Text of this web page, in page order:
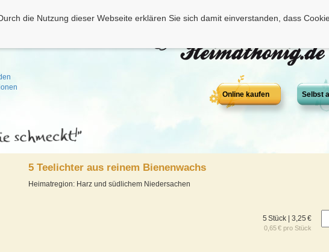
die Nutzung dieser Webseite erklären Sie sich damit einverstanden, dass
Online kaufen Selbst
5 Teelichter aus reinem Bienenwachs
Heimatregion: Harz und südlichem Niedersachen
5 Stück | 3,25 €
0,65 € pro Stück